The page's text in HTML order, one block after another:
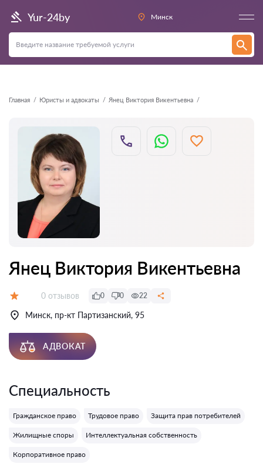
Yur-24by Минск
Главная Юристы и адвокаты Янец Виктория Викентьевна
Назад
Янец Виктория Викентьевна
Отзывов:
0 отзывов 0 0 22
Минск, пр-кт Партизанский, 95
АДВОКАТ
Специальность
Гражданское право Трудовое право Защита прав потребителей
Жилищные споры Интеллектуальная собственность
Корпоративное право